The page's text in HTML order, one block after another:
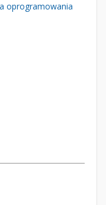
oprogramowania